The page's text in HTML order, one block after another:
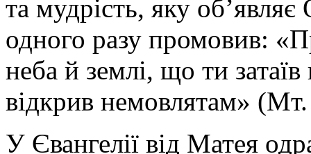
та мудрість, яку
одного разу промовив:
неба й землі, що ти
відкрив немовлятам»
У Євангелії від Матея